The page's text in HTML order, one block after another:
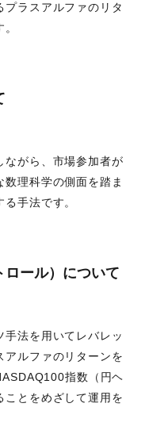
プラスアルファのリタ
がら、市場参加者が
理科学の側面を踏ま
手法です。
ール）について
法を用いてレバレッ
アルファのリターンを
指数（円ヘ
ことをめざして運用を